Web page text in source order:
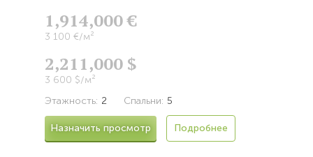
1,914,000 €
3 100 €/м²
2,211,000 $
3 600 $/м²
Этажность: 2 Спальни: 5
Назначить просмотр Подробнее